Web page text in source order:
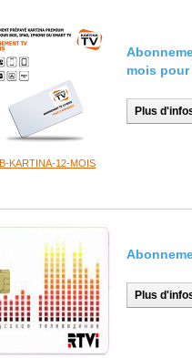
KARTINA-12-MOIS
mois pour
Plus
Plus